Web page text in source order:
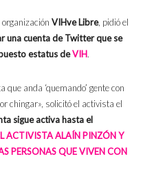
VIHve Libre, pidió el
una cuenta de Twitter que se
estatus deVIH.
anda ‘quemando’ gente con
chingar», solicitó el activista el
sigue activa hasta el
ACTIVISTA ALAÍN PINZÓN Y
PERSONAS QUE VIVEN CON